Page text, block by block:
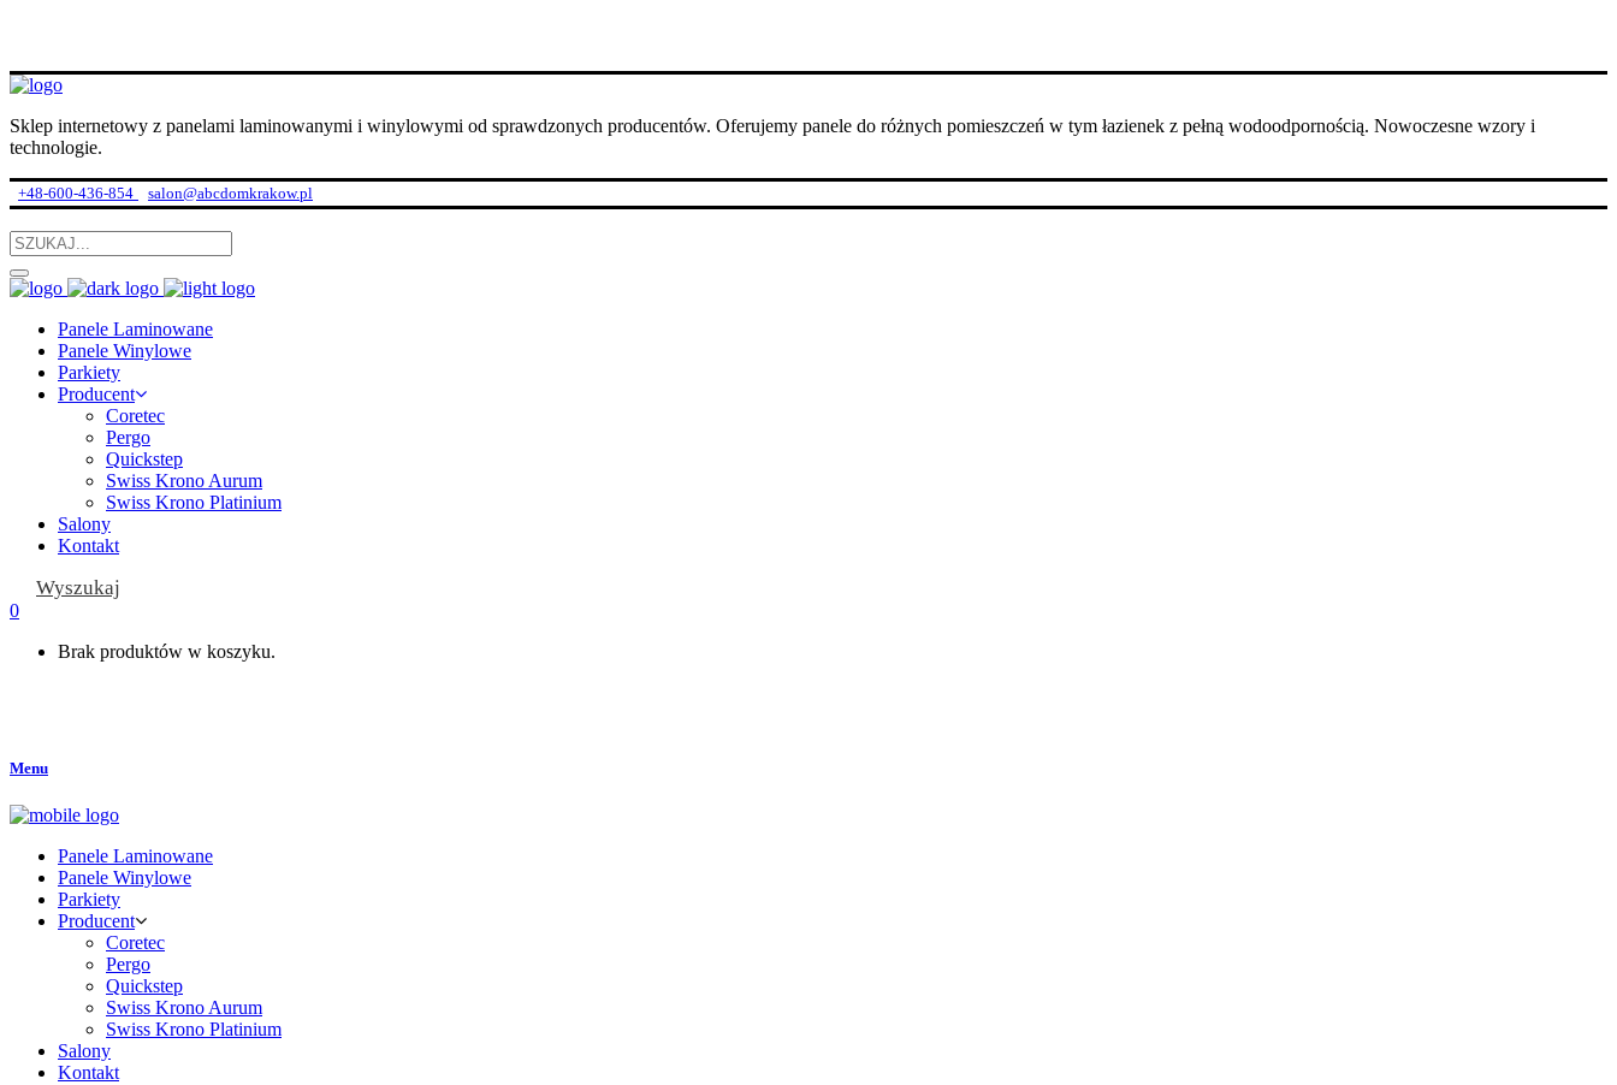
Sklep internetowy z panelami laminowanymi i winylowymi od sprawdzonych producentów. Oferujemy panele do różnych pomieszczeń w tym łazienek z pełną wodoodpornością. Nowoczesne wzory i
technologie.
+48-600-436-854 salon@abcdomkrakow.pl
Panele Laminowane
Panele Winylowe
Parkiety
Producent
Coretec
Pergo
Quickstep
Swiss Krono Aurum
Swiss Krono Platinium
Salony
Kontakt
Wyszukaj
0
Brak produktów w koszyku.
Menu
Panele Laminowane
Panele Winylowe
Parkiety
Producent
Coretec
Pergo
Quickstep
Swiss Krono Aurum
Swiss Krono Platinium
Salony
Kontakt